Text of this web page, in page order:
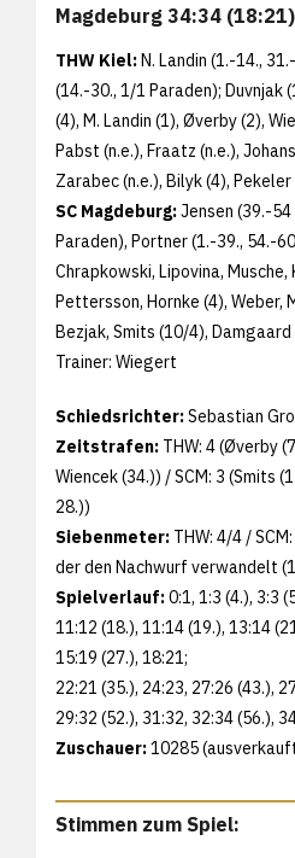
Magdeburg 34:34 (18:21)
THW Kiel:N. Landin (1.-14.,
(14.-30., 1/1 Paraden); Duvnjak
(4), M. Landin (1), Øverby (2),
Pabst (n.e.), Fraatz (n.e.),
Zarabec (n.e.), Bilyk (4),
SC Magdeburg:Jensen (39.-54
Paraden), Portner (1.-39., 54.-
Chrapkowski, Lipovina, Musche,
Pettersson, Hornke (4), Weber,
Bezjak, Smits (10/4),
Trainer: Wiegert
Schiedsrichter:Sebastian
Zeitstrafen: THW: 4 (Øverby
Wiencek (34.)) / SCM: 3 (Smits
28.))
Siebenmeter: THW: 4/4 /
der den Nachwurf verwandelt
Spielverlauf:0:1, 1:3 (4.), 3:3
11:12 (18.), 11:14 (19.), 13:14
15:19 (27.), 18:21;
22:21 (35.), 24:23, 27:26 (43.),
29:32 (52.), 31:32, 32:34 (56.),
Zuschauer:10285
Stimmen zum Spiel: